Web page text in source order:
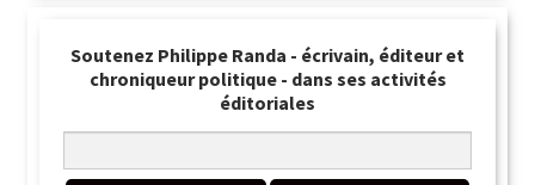
Soutenez Philippe Randa - écrivain, éditeur et
chroniqueur politique - dans ses activités
éditoriales